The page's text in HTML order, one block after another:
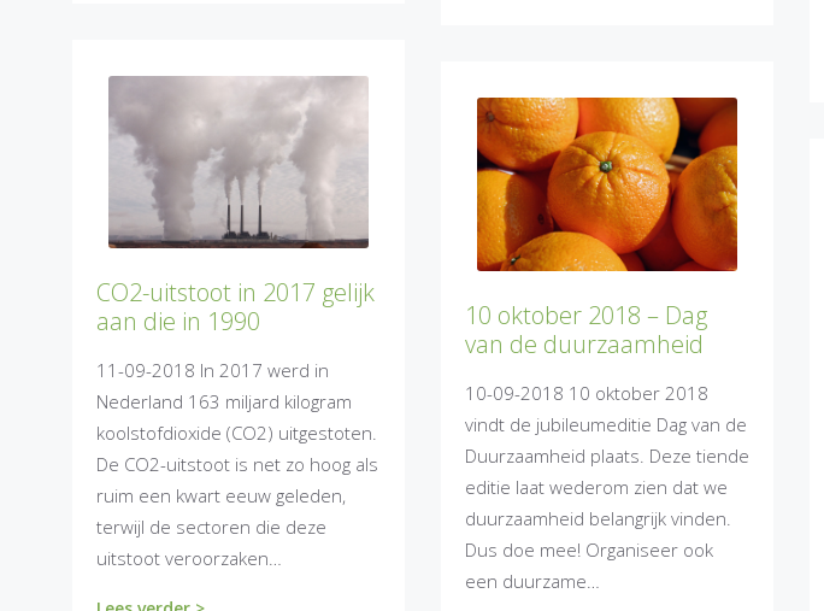
CO2-uitstoot in 2017 gelijk
aan die in 1990
11-09-2018 In 2017 werd in
Nederland 163 miljard kilogram
koolstofdioxide (CO2) uitgestoten.
De CO2-uitstoot is net zo hoog als
ruim een kwart eeuw geleden,
terwijl de sectoren die deze
uitstoot veroorzaken…
10 oktober 2018 – Dag
van de duurzaamheid
10-09-2018 10 oktober 2018
vindt de jubileumeditie Dag van de
Duurzaamheid plaats. Deze tiende
editie laat wederom zien dat we
duurzaamheid belangrijk vinden.
Dus doe mee! Organiseer ook
een duurzame…